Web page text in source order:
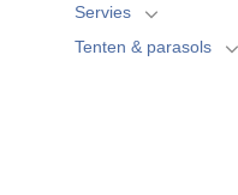
Servies
Tenten & parasols